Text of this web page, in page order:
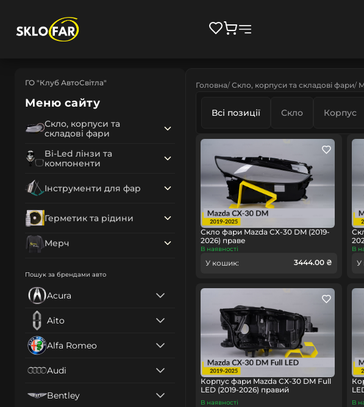
ГО "Клуб АвтоСвітла"
Меню сайту
Скло, корпуси та
складові фари
Bi-Led лінзи та
компоненти
Інструменти для фар
Герметик та рідини
Мерч
Пошук за брендами авто
Acura
Aito
Alfa Romeo
Audi
Bentley
Головна Скло, корпуси та складові фари
Всі позиції Скло Корпус
Скло фари Mazda CX-30 DM (2019-
2026) праве
В наявності
У кошик: 3444.00 ₴
В
У
Корпус фари Mazda CX-30 DM Full
LED (2019-2026) правий
В наявності В